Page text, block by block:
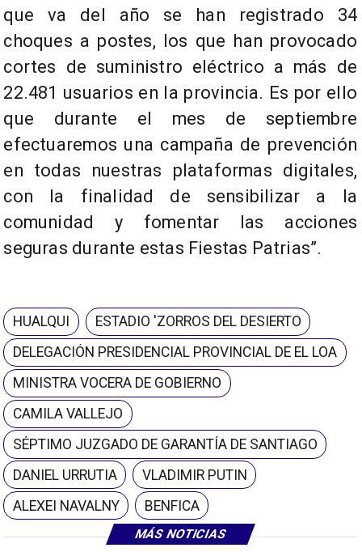
MÁS NOTICIAS
que va del año se han registrado 34
choques a postes, los que han provocado
cortes de suministro eléctrico a más de
22.481 usuarios en la provincia. Es por ello
que durante el mes de septiembre
efectuaremos una campaña de prevención
en todas nuestras plataformas digitales,
con la finalidad de sensibilizar a la
comunidad y fomentar las acciones
seguras durante estas Fiestas Patrias”.
HUALQUI
ESTADIO 'ZORROS DEL DESIERTO
DELEGACIÓN PRESIDENCIAL PROVINCIAL DE EL LOA
MINISTRA VOCERA DE GOBIERNO
CAMILA VALLEJO
SÉPTIMO JUZGADO DE GARANTÍA DE SANTIAGO
DANIEL URRUTIA
VLADIMIR PUTIN
ALEXEI NAVALNY
BENFICA